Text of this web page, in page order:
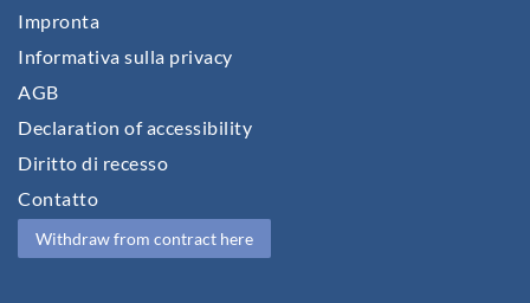
Impronta
Informativa sulla privacy
AGB
Declaration of accessibility
Diritto di recesso
Contatto
Withdraw from contract here